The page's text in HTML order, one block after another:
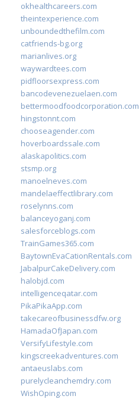
okhealthcareers.com
theintexperience.com
unboundedthefilm.com
catfriends-bg.org
marianlives.org
waywardtees.com
pidfloorsexpress.com
bancodevenezuelaen.com
bettermoodfoodcorporation.com
hingstonnt.com
chooseagender.com
hoverboardssale.com
alaskapolitics.com
stsmp.org
manoelneves.com
mandelaeffectlibrary.com
roselynns.com
balanceyoganj.com
salesforceblogs.com
TrainGames365.com
BaytownEvaCationRentals.com
JabalpurCakeDelivery.com
halobjd.com
intelligenceqatar.com
PikaPikaApp.com
takecareofbusinessdfw.org
HamadaOfJapan.com
VersifyLifestyle.com
kingscreekadventures.com
antaeuslabs.com
purelycleanchemdry.com
WishOping.com